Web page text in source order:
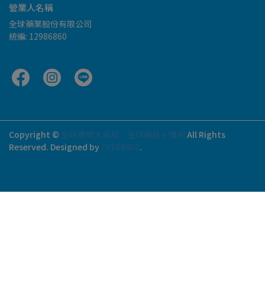
營業人名稱
全球藥業股份有限公司
統編: 12986860
Copyright © 全球連鎖大藥局｜全球藥局ｅ購網 All Rights
Reserved. Designed by CYBERBIZ.